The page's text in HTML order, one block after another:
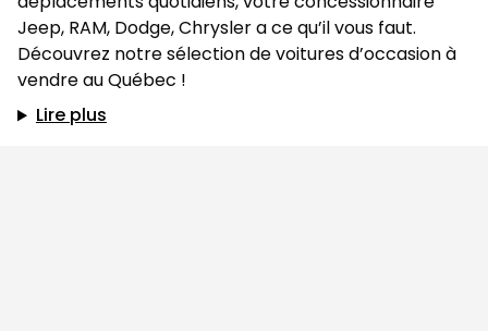
Jeep, RAM, Dodge, Chrysler a ce qu’il vous faut.
Découvrez notre sélection de voitures d’occasion à
vendre au Québec !
Lire plus